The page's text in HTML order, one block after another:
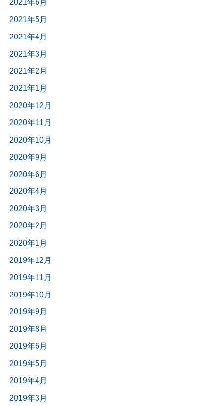
2021年6月
2021年5月
2021年4月
2021年3月
2021年2月
2021年1月
2020年12月
2020年11月
2020年10月
2020年9月
2020年6月
2020年4月
2020年3月
2020年2月
2020年1月
2019年12月
2019年11月
2019年10月
2019年9月
2019年8月
2019年6月
2019年5月
2019年4月
2019年3月